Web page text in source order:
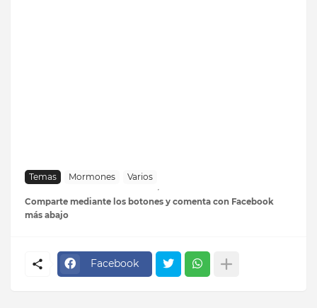
Temas Mormones Varios
Comparte mediante los botones y comenta con Facebook
más abajo
Facebook